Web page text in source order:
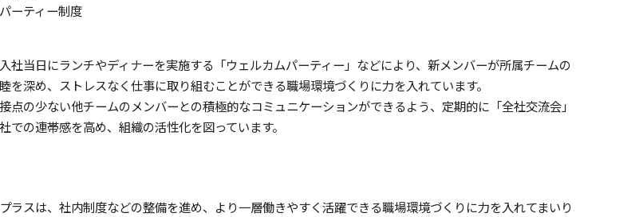
ーティー制度
社当日にランチやディナーを実施する「ウェルカムパーティー」などにより、新メンバーが所属チームの
を深め、ストレスなく仕事に取り組むことができる職場環境づくりに力を入れています。
点の少ない他チームのメンバーとの積極的なコミュニケーションができるよう、定期的に「全社交流会」
での連帯感を高め、組織の活性化を図っています。
ラスは、社内制度などの整備を進め、より一層働きやすく活躍できる職場環境づくりに力を入れてまいり